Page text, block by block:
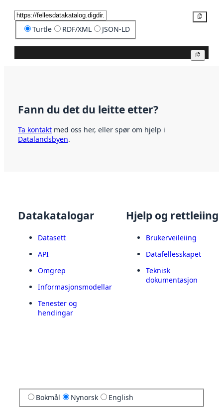
Turtle RDF/XML JSON-LD
Fann du det du leitte etter?
Ta kontakt med oss her, eller spør om hjelp i
Datalandsbyen.
Datakatalogar
Datasett
API
Omgrep
Informasjonsmodellar
Tenester og
hendingar
Hjelp og rettleiing
Brukerveileiing
Datafellesskapet
Teknisk
dokumentasjon
Bokmål Nynorsk English